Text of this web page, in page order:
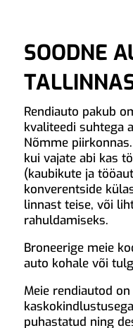
SOODNE
Rendiauto pakub
kvaliteedi suhtega
Nõmme
kui vajate abi kas
(kaubikute ja
konverentside
linnast teise, või
rahuldamiseks.
Broneerige meie
auto kohale või
Meie rendiautod
puhastatud ning